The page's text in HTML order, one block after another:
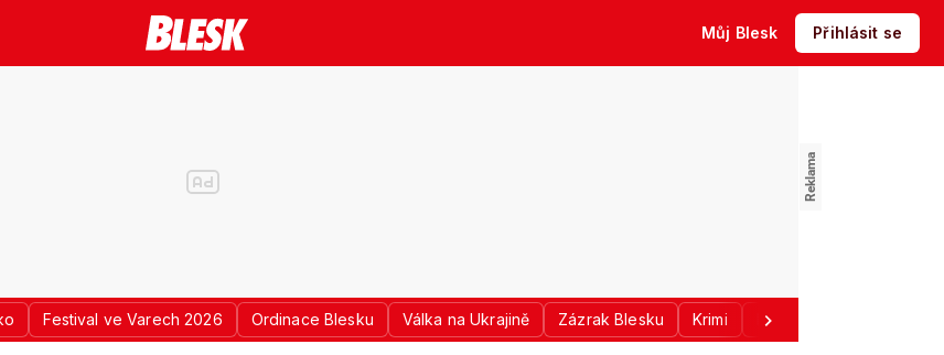
Můj Blesk Přihlásit se
Festival ve Varech 2026 Ordinace Blesku Válka na Ukrajině Zázrak Blesku Krimi Donald Trump